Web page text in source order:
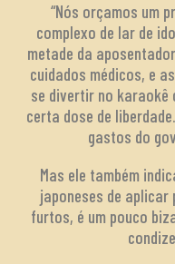
“Nós orçamos um
complexo de lar de
metade da
cuidados médicos, e
se divertir no karaokê
certa dose de
gastos do
Mas ele também
japoneses de aplicar
furtos, é um pouco